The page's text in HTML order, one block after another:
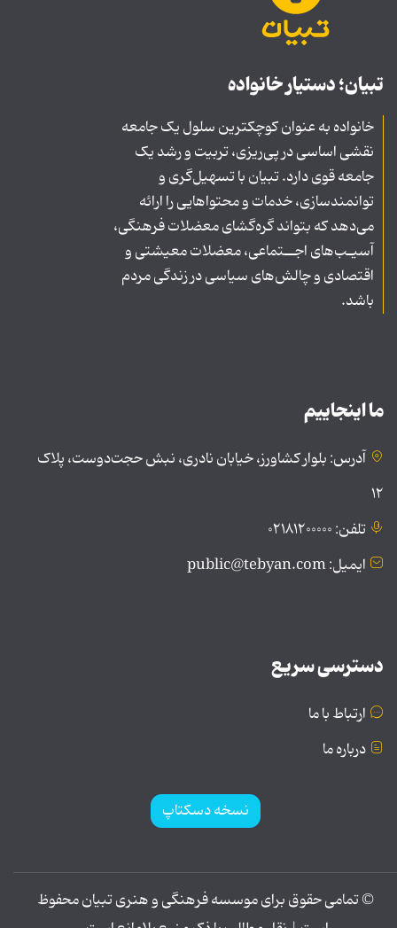
تبیان؛ دستیار خانواده
خانواده به عنوان کوچکترین سلول یک جامعه
نقشی اساسی در پی‌ریزی، تربیت و رشد یک
جامعه قوی دارد. تبیان با تسهیل‌گری و
توانمندسازی، خدمات و محتواهایی را ارائه
می‌دهد که بتواند گره‌گشای معضلات فرهنگی،
آسیـب‌های اجــتماعی، معضلات معیشتی و
اقتصادی و چالش‌های سیاسی در زندگی مردم
باشد.
ما اینجاییم
آدرس: بلوار کشاورز، خیابان نادری، نبش حجت‌دوست، پلاک
۱۲
تلفن: ۰۲۱۸۱۲۰۰۰۰۰
ایمیل: public@tebyan.com
دسترسی سریع
ارتباط با ما
درباره ما
نسخه دسکتاپ
© تمامی حقوق برای موسسه فرهنگی و هنری تبیان محفوظ